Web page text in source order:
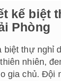
kế biệt
Phòng
biệt thự nghỉ
nhiên,
gia chủ. Đội